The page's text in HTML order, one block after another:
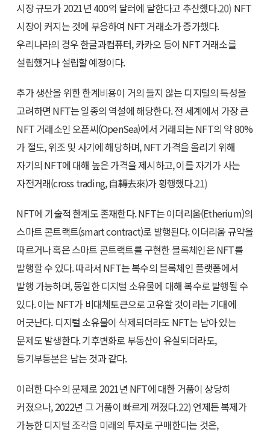
시장 규모가 2021년 400억 달러에 달한다고 추산했다.20) NFT
시장이 커지는 것에 부응하여 NFT 거래소가 증가했다.
우리나라의 경우 한글과컴퓨터, 카카오 등이 NFT 거래소를
설립했거나 설립할 예정이다.
추가 생산을 위한 한계비용이 거의 들지 않는 디지털의 특성을
고려하면 NFT는 일종의 역설에 해당한다. 전 세계에서 가장 큰
NFT 거래소인 오픈씨(OpenSea)에서 거래되는 NFT의 약 80%
가 절도, 위조 및 사기에 해당하며, NFT 가격을 올리기 위해
자기의 NFT에 대해 높은 가격을 제시하고, 이를 자기가 사는
자전거래(cross trading, 自轉去來)가 횡행했다.21)
NFT에 기술적 한계도 존재한다. NFT는 이더리움(Etherium)의
스마트 콘트랙트(smart contract)로 발행된다. 이더리움 규약을
따르거나 혹은 스마트 콘트랙트를 구현한 블록체인은 NFT를
발행할 수 있다. 따라서 NFT는 복수의 블록체인 플랫폼에서
발행 가능하며, 동일한 디지털 소유물에 대해 복수로 발행될 수
있다. 이는 NFT가 비대체토큰으로 고유할 것이라는 기대에
어긋난다. 디지털 소유물이 삭제되더라도 NFT는 남아 있는
문제도 발생한다. 기후변화로 부동산이 유실되더라도,
등기부등본은 남는 것과 같다.
이러한 다수의 문제로 2021년 NFT에 대한 거품이 상당히
커졌으나, 2022년 그 거품이 빠르게 꺼졌다.22)언제든 복제가
가능한 디지털 조각을 미래의 투자로 구매한다는 것은,